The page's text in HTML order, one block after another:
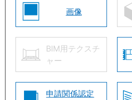
画像
BIM用テクスチ
ャー
申請関係認定